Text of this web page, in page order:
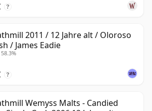
?
2011 / 12 Jahre alt / Oloroso
/ James Eadie
?
Wemyss Malts - Candied